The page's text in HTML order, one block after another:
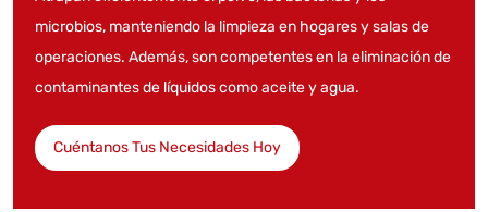
microbios, manteniendo la limpieza en hogares y salas de
operaciones. Además, son competentes en la eliminación de
contaminantes de líquidos como aceite y agua.
Cuéntanos Tus Necesidades Hoy